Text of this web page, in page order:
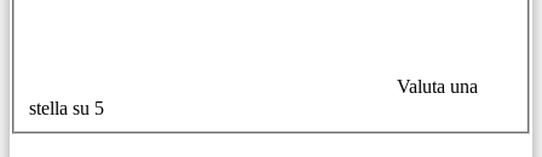
Valuta una
stella su 5